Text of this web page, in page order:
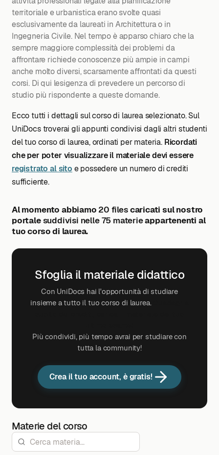
territoriale e urbanistica erano svolte quasi
esclusivamente da laureati in Architettura o in
Ingegneria Civile. Nel tempo è apparso chiaro che la
sempre maggiore complessità dei problemi da
affrontare richiede conoscenze più ampie in campi
anche molto diversi, scarsamente affrontati da questi
corsi. Di qui lesigenza di prevedere un percorso di
studio più rispondente a queste domande.
Ecco tutti i dettagli sul corso di laurea selezionato. Sul
UniDocs troverai gli appunti condivisi dagli altri studenti
del tuo corso di laurea, ordinati per materia. Ricordati
che per poter visualizzare il materiale devi essere
registrato al sito e possedere un numero di crediti
sufficiente.
Al momento abbiamo 20 filescaricati sul nostro
portalesuddivisi nelle 75 materieappartenenti al
tuo corso di laurea.
Sfoglia il materiale didattico
Con UniDocs hai l'opportunità di studiare
insieme a tutto il tuo corso di laurea.
Più condividi, più tempo avrai per studiare con
tutta la community!
Crea il tuo account, è gratis!
Materie del corso